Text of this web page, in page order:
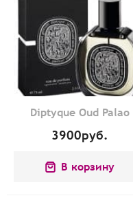
Diptyque Oud Palao
3900руб.
В корзину